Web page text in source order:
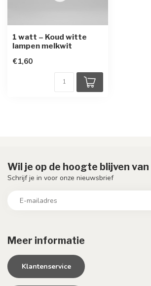
1 watt – Koud witte
lampen melkwit
€1,60
Meer informatie
Klantenservice
Wil je op de hoogte blijven
Schrijf je in voor onze nieuwsbrief